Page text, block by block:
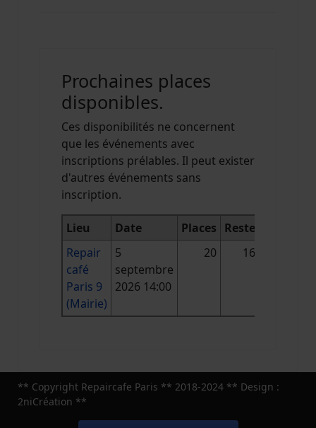
Prochaines places
disponibles.
Ces disponibilités ne concernent
que les événements avec
inscriptions prélables. Il peut exister
d'autres événements sans
inscription.
Lieu Date Places Reste
Repair
café
Paris 9
(Mairie)
5
septembre
2026 14:00
20 16
** Copyright Repaircafe Paris ** 2018-2024 ** Design :
2niCréation **